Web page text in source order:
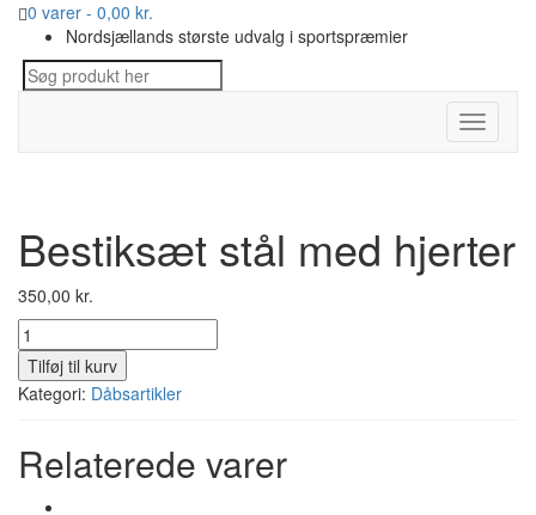
0 varer - 0,00 kr.
Nordsjællands største udvalg i sportspræmier
Toggle
Bestiksæt stål med hjerter
350,00 kr.
Bestiksæt
stål
med
hjerter
Tilføj til kurv
Kategori: Dåbsartikler
Relaterede varer